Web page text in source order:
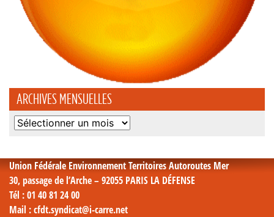
ARCHIVES MENSUELLES
Archives
Union Fédérale Environnement Territoires Autoroutes Mer
30, passage de l’Arche – 92055 PARIS LA DÉFENSE
Tél : 01 40 81 24 00
Mail : cfdt.syndicat@i-carre.net